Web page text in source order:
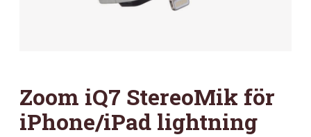
Zoom iQ7 StereoMik för
iPhone/iPad lightning